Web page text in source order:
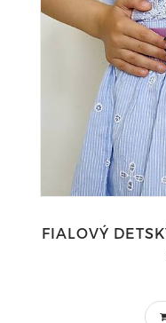
FIALOVÝ